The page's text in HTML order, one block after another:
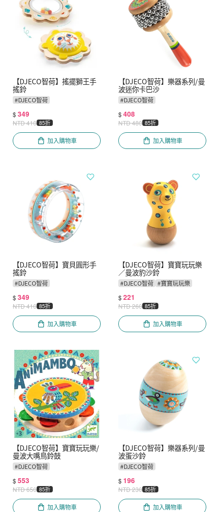
【DJECO智荷】搖擺獅王手
搖鈴
#DJECO智荷
$349
NTD410 85折
加入購物車
【DJECO智荷】樂器系列/曼
波迷你卡巴沙
#DJECO智荷
$408
NTD480 85折
加入購物車
【DJECO智荷】寶貝圓形手
搖鈴
#DJECO智荷
$349
NTD410 85折
加入購物車
【DJECO智荷】寶寶玩玩樂
／曼波豹沙鈴
#DJECO智荷 #寶寶玩玩樂
$221
NTD260 85折
加入購物車
【DJECO智荷】寶寶玩玩樂/
曼波大嘴鳥鈴鼓
#DJECO智荷
$553
NTD650 85折
加入購物車
【DJECO智荷】樂器系列/曼
波蛋沙鈴
#DJECO智荷
$ 196
NTD230 85折
加入購物車